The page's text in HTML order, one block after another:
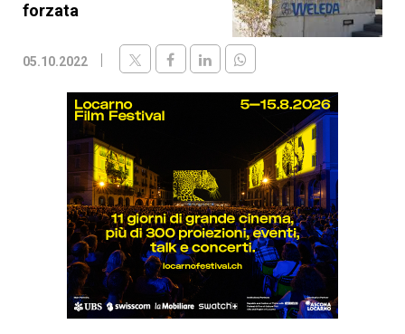
forzata
05.10.2022